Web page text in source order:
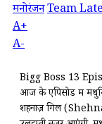
मनोरंजनTeam
A+
A-
Bigg Boss 13
आज के एपिसोड में
शहनाज़ गिल